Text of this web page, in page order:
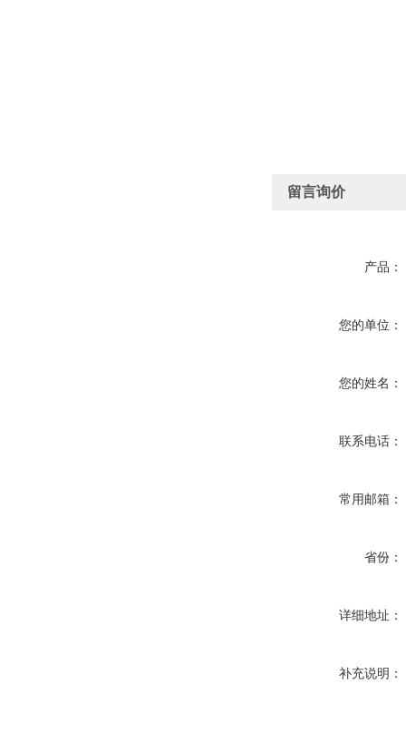
留言询价
产品：
您的单位：
您的姓名：
联系电话：
常用邮箱：
省份：
详细地址：
补充说明：